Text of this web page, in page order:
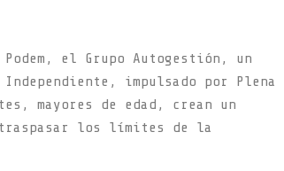
el Grupo Autogestión, un
impulsado por Plena
mayores de edad, crean un
los límites de la